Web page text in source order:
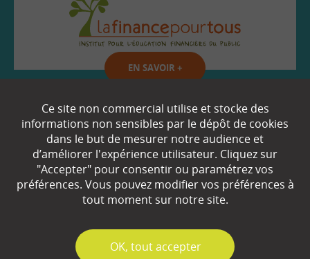
EN SAVOIR +
Qui sommes-nous ?
Partenaires
Espace Presse
Plan du site
Ce site non commercial utilise et stocke des
informations non sensibles par le dépôt de cookies
dans le but de mesurer notre audience et
d’améliorer l'expérience utilisateur. Cliquez sur
"Accepter" pour consentir ou paramétrez vos
préférences. Vous pouvez modifier vos préférences à
tout moment sur notre site.
✓
OK, tout accepter